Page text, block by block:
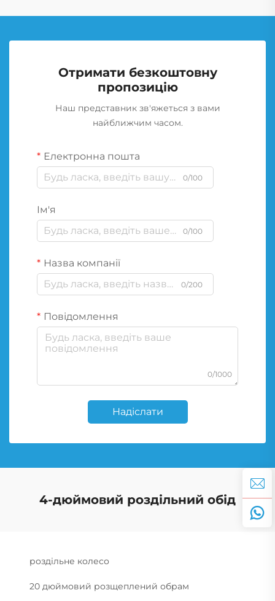
Отримати безкоштовну
пропозицію
Наш представник зв'яжеться з вами
найближчим часом.
Електронна пошта
0/100
Ім'я
0/100
Назва компанії
0/200
Повідомлення
0/1000
Надіслати
4-дюймовий роздільний обід
роздільне колесо
20 дюймовий розщеплений обрам